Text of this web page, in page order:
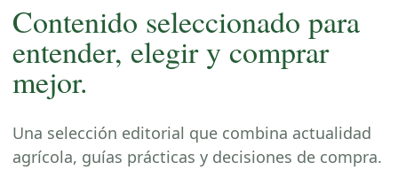
Contenido seleccionado para
entender, elegir y comprar
mejor.
Una selección editorial que combina actualidad
agrícola, guías prácticas y decisiones de compra.